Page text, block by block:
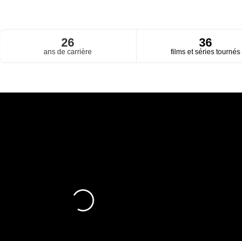
26
ans de carrière
36
films et séries tournés